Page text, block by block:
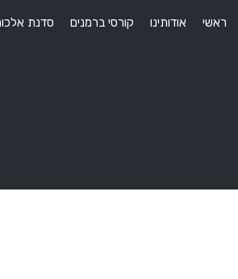
ראשי אודותינו קורסי ברמנים סדנת